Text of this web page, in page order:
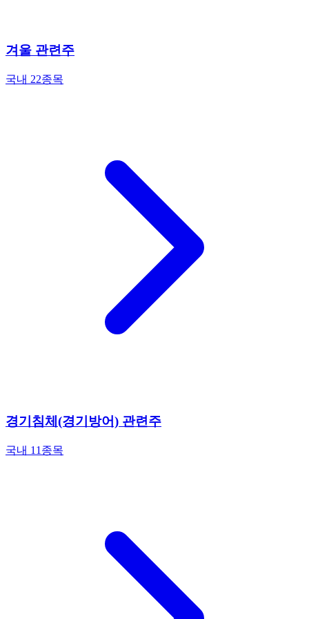
겨울 관련주
국내 22종목
경기침체(경기방어) 관련주
국내 11종목